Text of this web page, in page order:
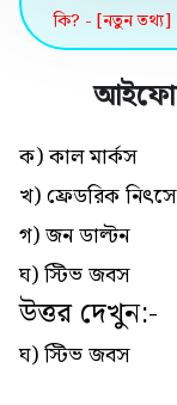
কি? - [নতুন তথ্য]
ক) কাল মার্কস
খ) ফ্রেডরিক নিৎসে
গ) জন ডাল্টন
ঘ) স্টিভ জবস
উত্তর দেখুন:-
ঘ) স্টিভ জবস